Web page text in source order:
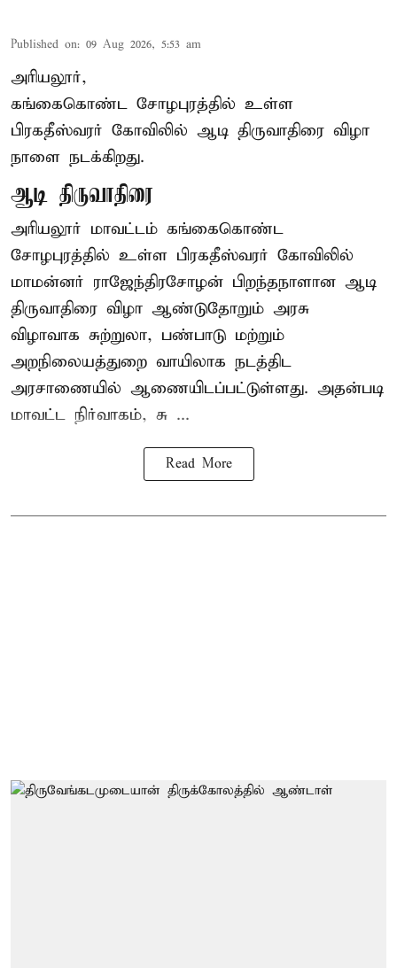
Published on: 09 Aug 2026, 5:53 am
அரியலூர்,
கங்கைகொண்ட சோழபுரத்தில் உள்ள
பிரகதீஸ்வரர் கோவிலில் ஆடி திருவாதிரை விழா
நாளை நடக்கிறது.
ஆடி திருவாதிரை
அரியலூர் மாவட்டம் கங்கைகொண்ட
சோழபுரத்தில் உள்ள பிரகதீஸ்வரர் கோவிலில்
மாமன்னர் ராஜேந்திரசோழன் பிறந்தநாளான ஆடி
திருவாதிரை விழா ஆண்டுதோறும் அரசு
விழாவாக சுற்றுலா, பண்பாடு மற்றும்
அறநிலையத்துறை வாயிலாக நடத்திட
அரசாணையில் ஆணையிடப்பட்டுள்ளது. அதன்படி
மாவட்ட நிர்வாகம், சு ...
Read More